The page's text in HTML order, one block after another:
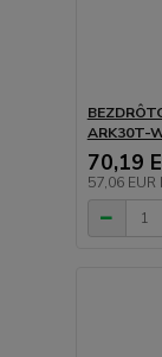
ARK30T-
70,19
57,06 EUR